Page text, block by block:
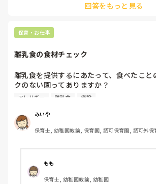
あわせて、こまめな手洗いや換気、玩具の消
ただ、すべてを完全に分けることは難しいた
る対策については日頃から保護者の方にもお
少しでも安心していただけるよう、できる範
回答をもっと見る
保育・お仕事
離乳食の食材チェック
離乳食を提供するにあたって、食べたこと
クのない園ってありますか？
牛乳のみ確認する園でビックリしています。
それ以外の食材は確認しませんし、初期
連絡帳に書くだけで、保護者の方との擦
いです。あまりにも急に上げていく時には
たりしますが…
アレルギー 離乳食 施設
みいや
保育士, 幼稚園教諭, 保育園, 認可保育園, 認可外保
もも
保育士, 幼稚園教諭, 幼稚園